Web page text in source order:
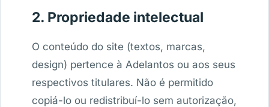
2. Propriedade intelectual
O conteúdo do site (textos, marcas,
design) pertence à Adelantos ou aos seus
respectivos titulares. Não é permitido
copiá-lo ou redistribuí-lo sem autorização,